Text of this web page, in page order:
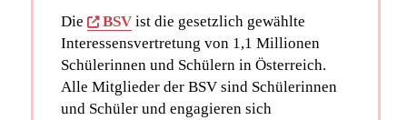
Die BSV ist die gesetzlich gewählte
Interessensvertretung von 1,1 Millionen
Schülerinnen und Schülern in Österreich.
Alle Mitglieder der BSV sind Schülerinnen
und Schüler und engagieren sich